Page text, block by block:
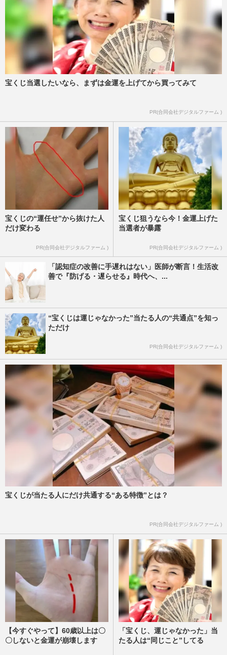
宝くじ当選したいなら、まずは金運を上げてから買ってみて
PR(合同会社デジタルファーム )
宝くじの“運任せ”から抜けた人
だけ変わる
PR(合同会社デジタルファーム )
宝くじ狙うなら今！金運上げた
当選者が暴露
PR(合同会社デジタルファーム )
「認知症の改善に手遅れはない」医師が断言！生活改
善で『防げる・遅らせる』時代へ、...
“宝くじは運じゃなかった”当たる人の“共通点”を知っ
ただけ
PR(合同会社デジタルファーム )
宝くじが当たる人にだけ共通する“ある特徴”とは？
PR(合同会社デジタルファーム )
【今すぐやって】60歳以上は〇
〇しないと金運が崩壊します
「宝くじ、運じゃなかった」当
たる人は“同じこと”してる